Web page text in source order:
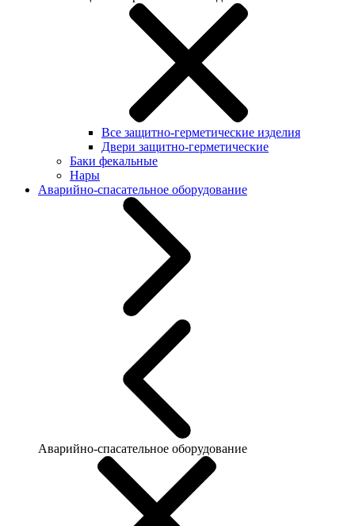
Все защитно-герметические изделия
Двери защитно-герметические
Баки фекальные
Нары
Аварийно-спасательное оборудование
Аварийно-спасательное оборудование